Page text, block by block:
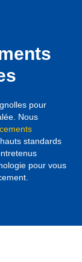
pour
Nous
standards
pour vous